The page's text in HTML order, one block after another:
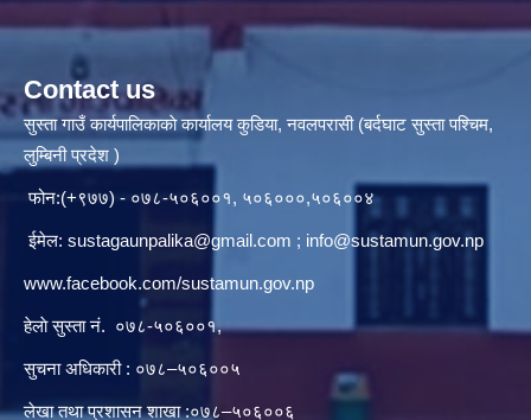
Contact us
सुस्ता गाउँ कार्यपालिकाकाे कार्यालय कुडिया, नवलपरासी (बर्दघाट सुस्ता पश्चिम,
लुम्बिनी प्रदेश )
फोन:(+९७७) - ०७८-५०६००१, ५०६०००,५०६००४
ईमेल: sustagaunpalika@gmail.com ; info@sustamun.gov.np
www.facebook.com/sustamun.gov.np
हेलाे सुस्ता नं. ०७८-५०६००१,
सुचना अधिकारी : ०७८–५०६००५
लेखा तथा प्रशासन शाखा :०७८–५०६००६